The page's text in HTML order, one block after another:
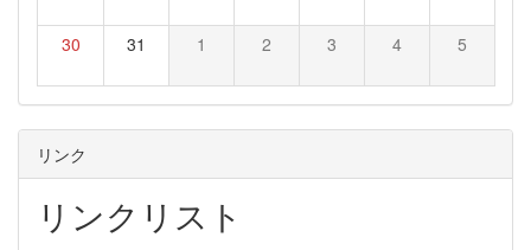
30 31 1 2 3 4 5
リンク
リンクリスト